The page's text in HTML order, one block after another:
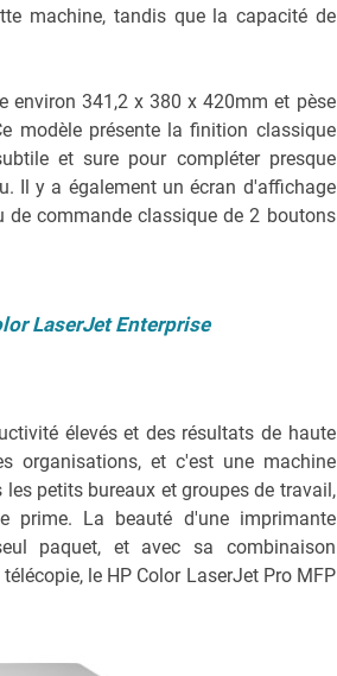
machine, tandis que la capacité de
environ 341,2 x 380 x 420mm et pèse
modèle présente la finition classique
et sure pour compléter presque
Il y a également un écran d'affichage
de commande classique de 2 boutons
LaserJet Enterprise
élevés et des résultats de haute
organisations, et c'est une machine
petits bureaux et groupes de travail,
prime. La beauté d'une imprimante
paquet, et avec sa combinaison
le HP Color LaserJet Pro MFP